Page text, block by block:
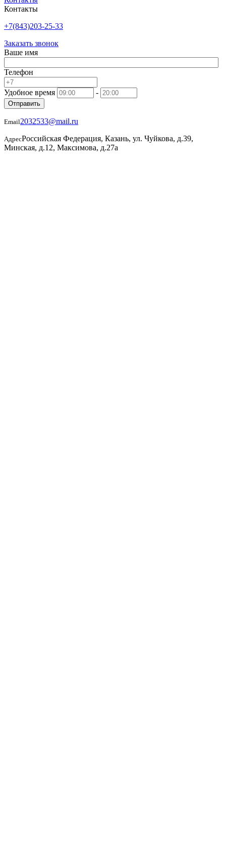
Контакты
+7(843)203-25-33
Заказать звонок
Ваше имя
Телефон
Удобное время -
Отправить
Email2032533@mail.ru
АдресРоссийская Федерация, Казань, ул. Чуйкова, д.39,
Минская, д.12, Максимова, д.27а